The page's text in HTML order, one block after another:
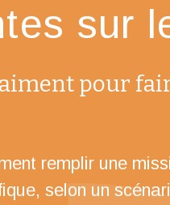
sur
pour
remplir une
selon un